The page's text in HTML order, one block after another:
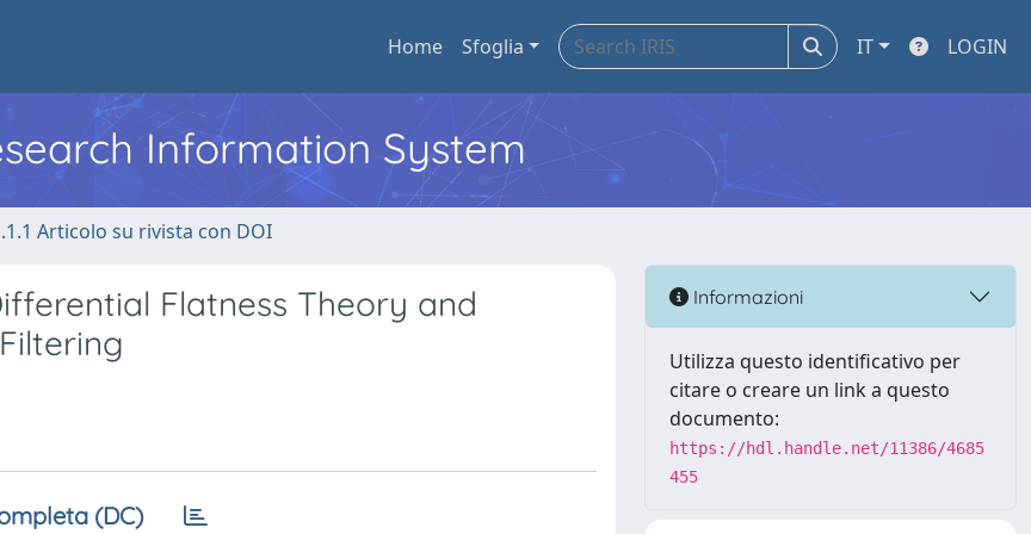
Home Sfoglia IT LOGIN
Information System
Articolo su rivista con DOI
Flatness Theory and
(DC)
Informazioni
Utilizza questo identificativo per
citare o creare un link a questo
documento:
https://hdl.handle.net/11386/4685
455